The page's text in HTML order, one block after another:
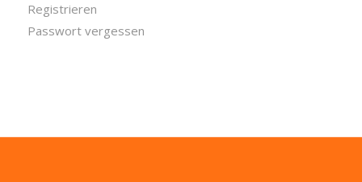
Registrieren
Passwort vergessen